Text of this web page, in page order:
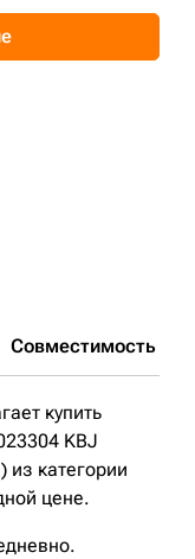
Совместимость
купить
KBJ
категории
цене.